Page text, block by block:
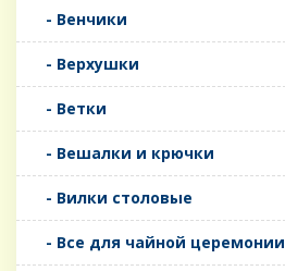
- Венчики
- Верхушки
- Ветки
- Вешалки и крючки
- Вилки столовые
- Все для чайной церемонии